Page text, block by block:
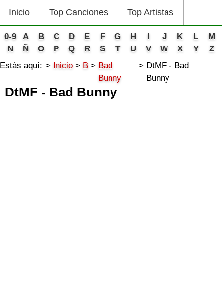
Inicio Top Canciones Top Artistas
0-9 A B C D E F G H I J K L
M
N
Ñ O P Q R S T U V W X Y
Z
Estás aquí:
Inicio B
Bad
Bunny
DtMF - Bad
Bunny
DtMF - Bad Bunny